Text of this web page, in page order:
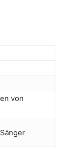
von